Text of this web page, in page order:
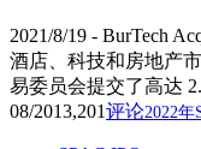
2021/8/19 - BurTech
酒店、科技和房地产
易委员会提交了高达
08/2013,201评论2022年